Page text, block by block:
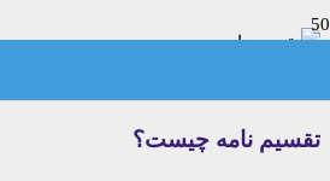
تقسیم نامه چیست؟